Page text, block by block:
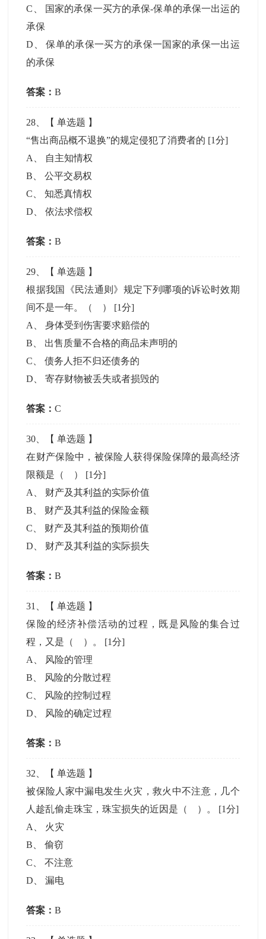
C
国家的承保一买方的承保-保单的承保一出运的
承保
D 、保单的承保一买方的承保一国家的承保一出运
的承保
答案：B
28 、【单选题 】
“售出商品概不退换”的规定侵犯了消费者的 [1分]
A
自主知情权
B 、公平交易权
C 、知悉真情权
D 、依法求偿权
答案：B
29 、【单选题 】
根据我国《民法通则》规定下列哪项的诉讼时效期
间不是一年。（ ） [1分]
A
、身体受到伤害要求赔偿的
B
出售质量不合格的商品未声明的
C 、债务人拒不归还债务的
D 、寄存财物被丢失或者损毁的
答案：C
30 、【单选题 】
在财产保险中，被保险人获得保险保障的最高经济
限额是（ ） [1分]
A
财产及其利益的实际价值
B
财产及其利益的保险金额
C
财产及其利益的预期价值
D
财产及其利益的实际损失
答案：B
31 、【单选题 】
保险的经济补偿活动的过程，既是风险的集合过
程，又是（ ）。 [1分]
A
风险的管理
B
风险的分散过程
C
风险的控制过程
D
风险的确定过程
答案：B
32 、【单选题 】
被保险人家中漏电发生火灾，救火中不注意，几个
人趁乱偷走珠宝，珠宝损失的近因是（ ）。 [1分]
A
火灾
B 、偷窃
C 、不注意
D 、漏电
答案：B